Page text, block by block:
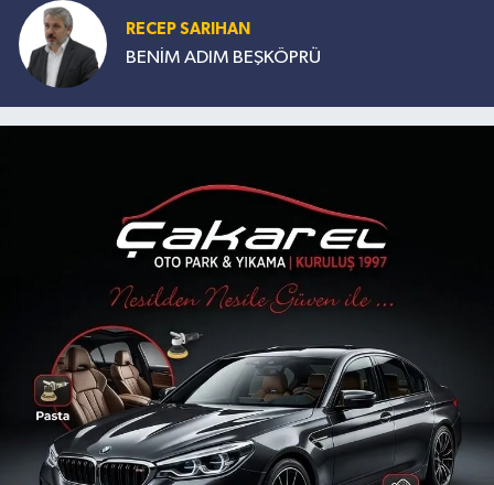
RECEP SARIHAN
BENİM ADIM BEŞKÖPRÜ